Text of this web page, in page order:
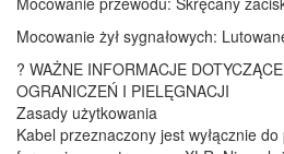
Mocowanie żył sygnałowych:
? WAŻNE INFORMACJE
OGRANICZEŃ I PIELĘGNACJI
Zasady użytkowania
Kabel przeznaczony jest wyłącznie